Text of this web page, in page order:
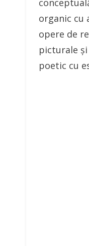
organic cu
opere de
picturale
poetic cu